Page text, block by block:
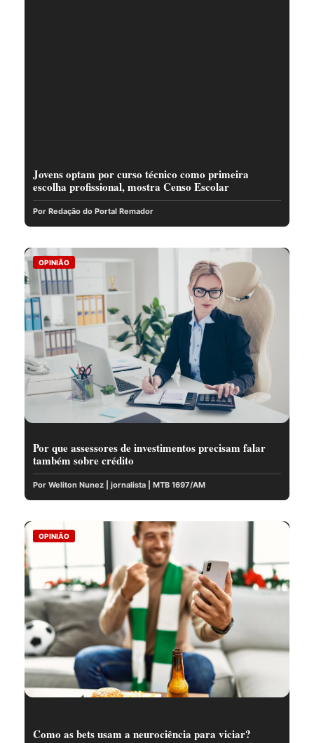
Jovens optam por curso técnico como primeira
escolha profissional, mostra Censo Escolar
Por Redação do Portal Remador
OPINIÃO
Por que assessores de investimentos precisam falar
também sobre crédito
Por Weliton Nunez | jornalista | MTB 1697/AM
OPINIÃO
Como as bets usam a neurociência para viciar?